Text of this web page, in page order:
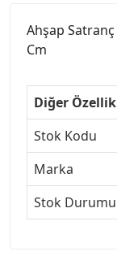
Ahşap
Cm
Diğer
Stok Kodu
Marka
Stok Durumu